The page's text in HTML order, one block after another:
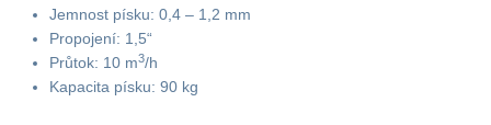
Jemnost písku: 0,4 – 1,2 mm
Propojení: 1,5“
Průtok: 10 m3/h
Kapacita písku: 90 kg